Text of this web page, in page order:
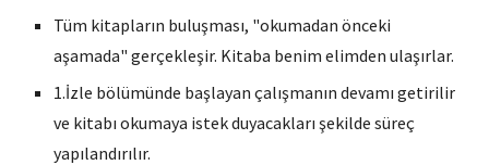
Tüm kitapların buluşması, "okumadan önceki
aşamada" gerçekleşir. Kitaba benim elimden ulaşırlar.
1.İzle bölümünde başlayan çalışmanın devamı getirilir
ve kitabı okumaya istek duyacakları şekilde süreç
yapılandırılır.